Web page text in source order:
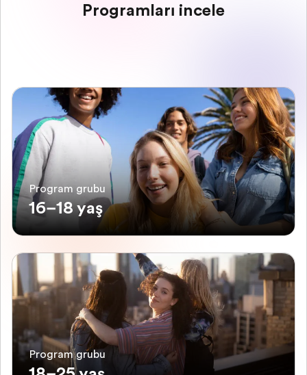
Programları incele
Program grubu
16–18 yaş
Program grubu